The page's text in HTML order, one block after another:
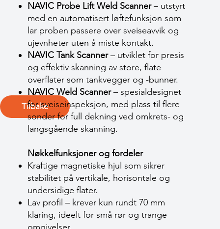
Tilbake
NAVIC Probe Lift Weld Scanner– utstyrt
med en automatisert løftefunksjon som
lar proben passere over sveiseavvik og
ujevnheter uten å miste kontakt.
NAVIC Tank Scanner– utviklet for presis
og effektiv skanning av store, flate
overflater som tankvegger og -bunner.
NAVIC Weld Scanner– spesialdesignet
for sveiseinspeksjon, med plass til flere
sonder for full dekning ved omkrets- og
langsgående skanning.
Nøkkelfunksjoner og fordeler
Kraftige magnetiske hjul som sikrer
stabilitet på vertikale, horisontale og
undersidige flater.
Lav profil – krever kun rundt 70 mm
klaring, ideelt for små rør og trange